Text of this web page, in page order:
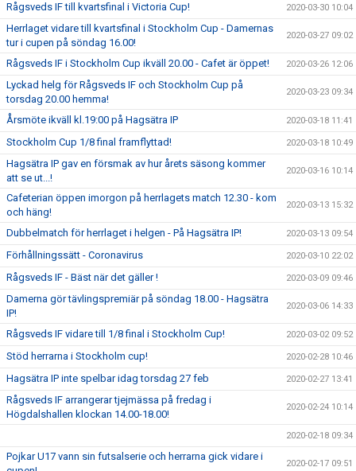
Rågsveds IF till kvartsfinal i Victoria Cup! 2020-03-30 10:04
Herrlaget vidare till kvartsfinal i Stockholm Cup - Damernas
tur i cupen på söndag 16.00!
2020-03-27 09:02
Rågsveds IF i Stockholm Cup ikväll 20.00 - Cafet är öppet! 2020-03-26 12:06
Lyckad helg för Rågsveds IF och Stockholm Cup på
torsdag 20.00 hemma!
2020-03-23 09:34
Årsmöte ikväll kl.19:00 på Hagsätra IP 2020-03-18 11:41
Stockholm Cup 1/8 final framflyttad! 2020-03-18 10:49
Hagsätra IP gav en försmak av hur årets säsong kommer
att se ut...!
2020-03-16 10:14
Cafeterian öppen imorgon på herrlagets match 12.30 - kom
och häng!
2020-03-13 15:32
Dubbelmatch för herrlaget i helgen - På Hagsätra IP! 2020-03-13 09:54
Förhållningssätt - Coronavirus 2020-03-10 22:02
Rågsveds IF - Bäst när det gäller ! 2020-03-09 09:46
Damerna gör tävlingspremiär på söndag 18.00 - Hagsätra
IP!
2020-03-06 14:33
Rågsveds IF vidare till 1/8 final i Stockholm Cup! 2020-03-02 09:52
Stöd herrarna i Stockholm cup! 2020-02-28 10:46
Hagsätra IP inte spelbar idag torsdag 27 feb 2020-02-27 13:41
Rågsveds IF arrangerar tjejmässa på fredag i
Högdalshallen klockan 14.00-18.00!
2020-02-24 10:14
2020-02-18 09:34
Pojkar U17 vann sin futsalserie och herrarna gick vidare i
2020-02-17 09:51